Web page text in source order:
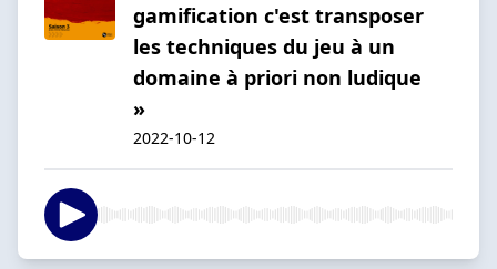
gamification c'est transposer
les techniques du jeu à un
domaine à priori non ludique
»
2022-10-12